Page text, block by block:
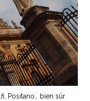
Positano… bien sûr.